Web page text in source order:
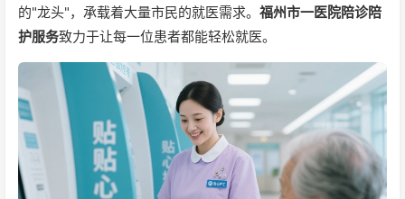
的"龙头"，承载着大量市民的就医需求。 福州市一医院陪诊陪
护服务致力于让每一位患者都能轻松就医。